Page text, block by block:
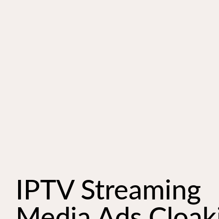
IPTV Streaming